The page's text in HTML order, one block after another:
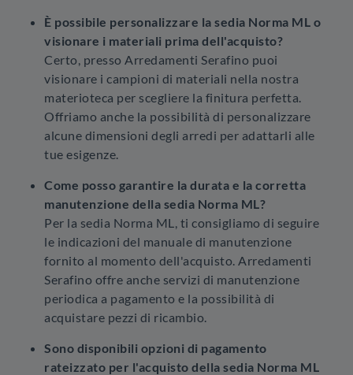
È possibile personalizzare la sedia Norma ML o
visionare i materiali prima dell'acquisto?
Certo, presso Arredamenti Serafino puoi
visionare i campioni di materiali nella nostra
materioteca per scegliere la finitura perfetta.
Offriamo anche la possibilità di personalizzare
alcune dimensioni degli arredi per adattarli alle
tue esigenze.
Come posso garantire la durata e la corretta
manutenzione della sedia Norma ML?
Per la sedia Norma ML, ti consigliamo di seguire
le indicazioni del manuale di manutenzione
fornito al momento dell'acquisto. Arredamenti
Serafino offre anche servizi di manutenzione
periodica a pagamento e la possibilità di
acquistare pezzi di ricambio.
Sono disponibili opzioni di pagamento
rateizzato per l'acquisto della sedia Norma ML